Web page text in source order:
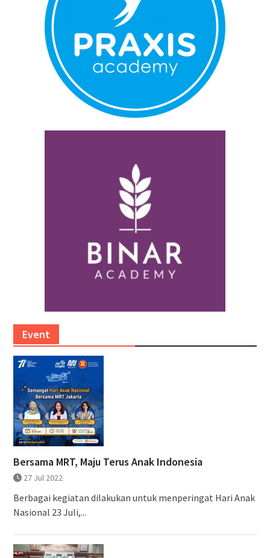
Event
Bersama MRT, Maju Terus Anak Indonesia
27 Jul 2022
Berbagai kegiatan dilakukan untuk menperingat Hari Anak
Nasional 23 Juli,...